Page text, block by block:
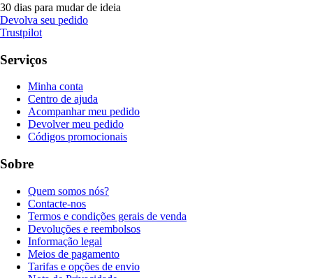
30 dias para mudar de ideia
Devolva seu pedido
Trustpilot
Serviços
Minha conta
Centro de ajuda
Acompanhar meu pedido
Devolver meu pedido
Códigos promocionais
Sobre
Quem somos nós?
Contacte-nos
Termos e condições gerais de venda
Devoluções e reembolsos
Informação legal
Meios de pagamento
Tarifas e opções de envio